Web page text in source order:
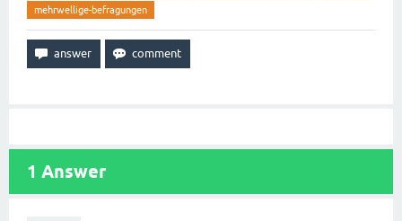
mehrwellige-befragungen
1 Answer